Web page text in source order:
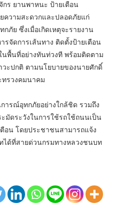
กร ยานพาหนะ ป้ายเตือน
ความสะดวกและปลอดภัยแก่
ภัย ซึ่งเมื่อเกิดเหตุจะรายงาน
จัดการเส้นทาง ติดตั้งป้ายเตือน
พื้นที่อย่างทันท่วงที พร้อมติดตาม
ะปกติ ตามนโยบายของนายศักดิ์
ทรวงคมนาคม
ารณ์อุทกภัยอย่างใกล้ชิด รวมถึง
มัดระวังในการใช้รถใช้ถนนเป็น
อน โดยประชาชนสามารถแจ้ง
ด้ที่สายด่วนกรมทางหลวงชนบท